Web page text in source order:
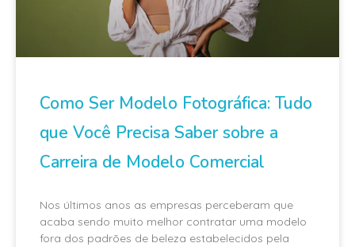
Como Ser Modelo Fotográfica: Tudo
que Você Precisa Saber sobre a
Carreira de Modelo Comercial
Nos últimos anos as empresas perceberam que
acaba sendo muito melhor contratar uma modelo
fora dos padrões de beleza estabelecidos pela